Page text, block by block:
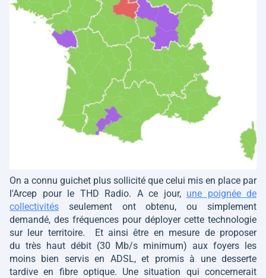
On a connu guichet plus sollicité que celui mis en place par
l'Arcep pour le THD Radio. A ce jour, une poignée de
collectivités seulement ont obtenu, ou simplement
demandé, des fréquences pour déployer cette technologie
sur leur territoire. Et ainsi être en mesure de proposer
du très haut débit (30 Mb/s minimum) aux foyers les
moins bien servis en ADSL, et promis à une desserte
tardive en fibre optique. Une situation qui concernerait